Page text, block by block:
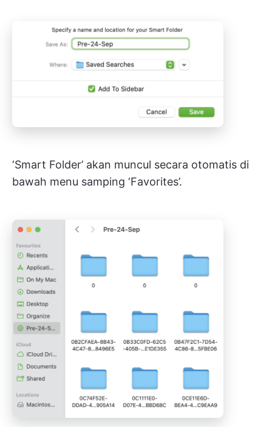
‘Smart Folder’ akan muncul secara otomatis di
bawah menu samping ‘Favorites’.